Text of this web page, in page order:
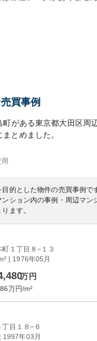
買事例
町がある東京都大田区周
とめました。
的とした物件の売買事例で
ション内の事例・周辺マン
ます。
１丁目８−１３
| 1976年05月
万円
86万円/m²
目１８−６
1997年03月